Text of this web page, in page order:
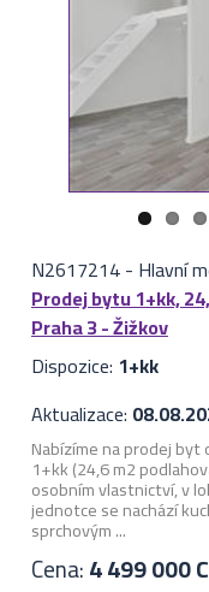
N2617214- Hlavní
Prodej bytu 1+kk,
Praha 3 - Žižkov
Dispozice: 1+kk
Aktualizace:
Nabízíme na prodej byt
1+kk (24,6 m2
osobním vlastnictví, v
jednotce se nachází
sprchovým ...
Cena:4 499 000